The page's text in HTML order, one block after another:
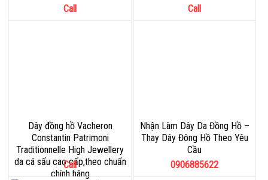
Call
Call
Dây đồng hồ Vacheron
Constantin Patrimoni
Traditionnelle High Jewellery
da cá sấu cao cấp,theo chuẩn
chính hãng
Call
Nhận Làm Dây Da Đồng Hồ –
Thay Dây Đông Hồ Theo Yêu
Cầu
0906885622